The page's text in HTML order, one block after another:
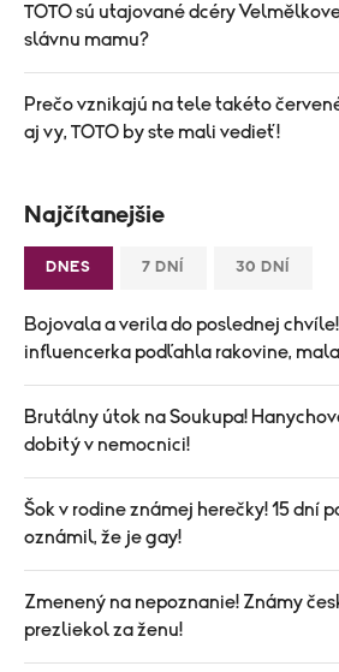
TOTO sú utajované dcéry
slávnu mamu?
Prečo vznikajú na tele takéto
aj vy, TOTO by ste mali vedieť!
Najčítanejšie
DNES 7 DNÍ 30 DNÍ
Bojovala a verila do poslednej
influencerka podľahla rakovine,
Brutálny útok na Soukupa!
dobitý v nemocnici!
Šok v rodine známej herečky! 15 dní
oznámil, že je gay!
Zmenený na nepoznanie! Známy
prezliekol za ženu!